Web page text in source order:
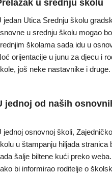
u srednju školu
jedan Utica Srednju školu
u srednju školu mogao
školama sada idu u
orijentacije u junu za djecu i
još neke nastavnike i
jednoj od naših
jednoj osnovnoj školi,
u štampanju hiljada stranica
šalje biltene kući preko
bi informirao roditelje o